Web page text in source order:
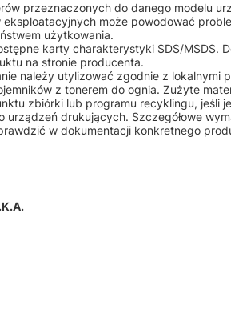
przeznaczonych do danego modelu
może powodować
użytkowania.
karty charakterystyki SDS/MSDS.
na stronie producenta.
należy utylizować zgodnie z lokalnymi
z tonerem do ognia. Zużyte
zbiórki lub programu recyklingu, jeśli
urządzeń drukujących. Szczegółowe
w dokumentacji konkretnego